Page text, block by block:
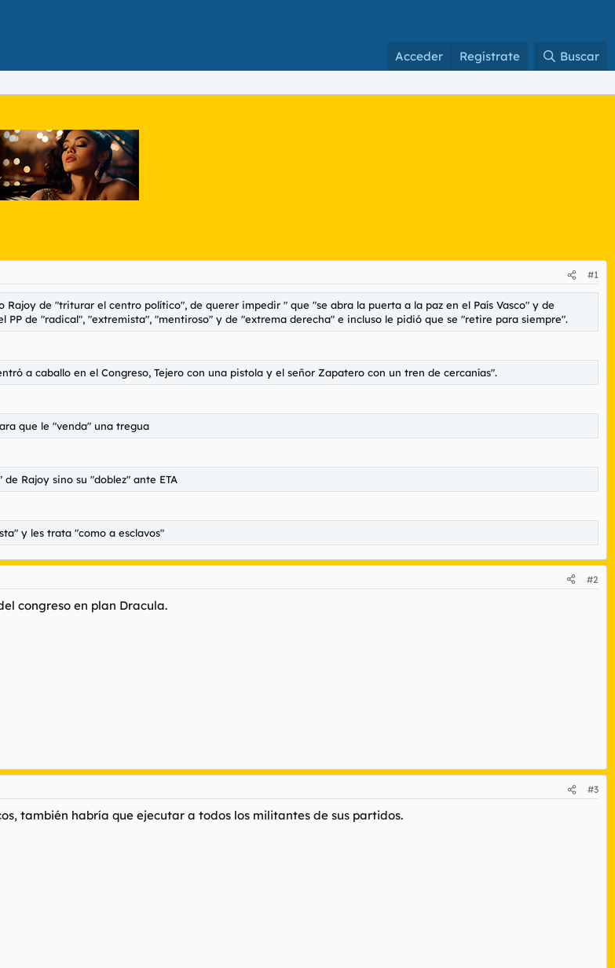
Acceder Regístrate Buscar
#1
Rajoy de "triturar el centro político", de querer impedir " que "se abra la puerta a la paz en el País Vasco" y de
PP de "radical", "extremista", "mentiroso" y de "extrema derecha" e incluso le pidió que se "retire para siempre".
a caballo en el Congreso, Tejero con una pistola y el señor Zapatero con un tren de cercanías".
que le "venda" una tregua
Rajoy sino su "doblez" ante ETA
y les trata "como a esclavos"
#2
congreso en plan Dracula.
#3
también habría que ejecutar a todos los militantes de sus partidos.